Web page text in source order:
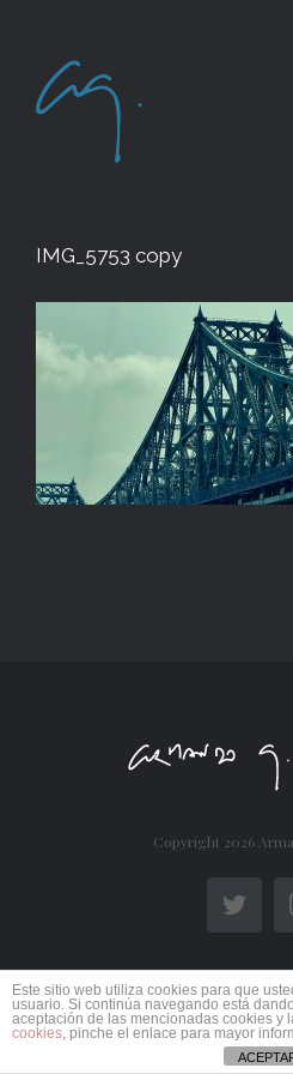
content
IMG_5753 copy
Copyright 2026
Este sitio web utiliza cookies para que
usuario. Si continúa navegando está
aceptación de las mencionadas cookies y
cookies, pinche el enlace para mayor